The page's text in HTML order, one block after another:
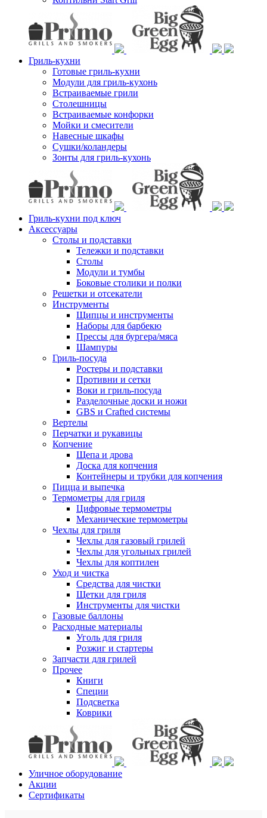
Гриль-кухни
Готовые гриль-кухни
Модули для гриль-кухонь
Встраиваемые грили
Столешницы
Встраиваемые конфорки
Мойки и смесители
Навесные шкафы
Сушки/коландеры
Зонты для гриль-кухонь
Гриль-кухни под ключ
Аксессуары
Столы и подставки
Тележки и подставки
Столы
Модули и тумбы
Боковые столики и полки
Решетки и отсекатели
Инструменты
Щипцы и инструменты
Наборы для барбекю
Прессы для бургера/мяса
Шампуры
Гриль-посуда
Ростеры и подставки
Противни и сетки
Воки и гриль-посуда
Разделочные доски и ножи
GBS и Crafted системы
Вертелы
Перчатки и рукавицы
Копчение
Щепа и дрова
Доска для копчения
Контейнеры и трубки для копчения
Пицца и выпечка
Термометры для гриля
Цифровые термометры
Механические термометры
Чехлы для гриля
Чехлы для газовый грилей
Чехлы для угольных грилей
Чехлы для коптилен
Уход и чистка
Средства для чистки
Щетки для гриля
Инструменты для чистки
Газовые баллоны
Расходные материалы
Уголь для гриля
Розжиг и стартеры
Запчасти для грилей
Прочее
Книги
Специи
Подсветка
Коврики
Уличное оборудование
Акции
Сертификаты